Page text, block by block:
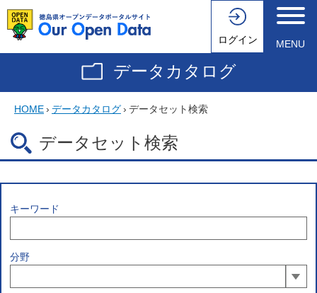
ログイン MENU
データカタログ
HOME› データカタログ› データセット検索
データセット検索
キーワード
分野